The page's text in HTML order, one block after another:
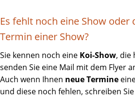
Es fehlt noch eine Show oder
Termin einer Show?
Sie kennen noch eine Koi-Show, die
senden Sie eine Mail mit dem Flyer
Auch wenn Ihnen neue Termine
und diese noch fehlen, schreiben